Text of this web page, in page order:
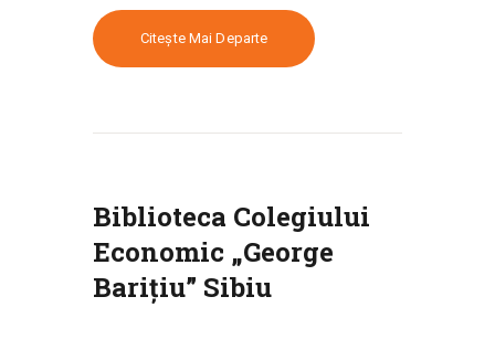
Citește Mai Departe
Biblioteca Colegiului
Economic „George
Barițiu” Sibiu